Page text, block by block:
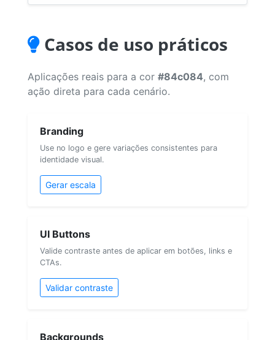
Casos de uso práticos
Aplicações reais para a cor #84c084, com
ação direta para cada cenário.
Branding
Use no logo e gere variações consistentes para
identidade visual.
Gerar escala
UI Buttons
Valide contraste antes de aplicar em botões, links e
CTAs.
Validar contraste
Backgrounds